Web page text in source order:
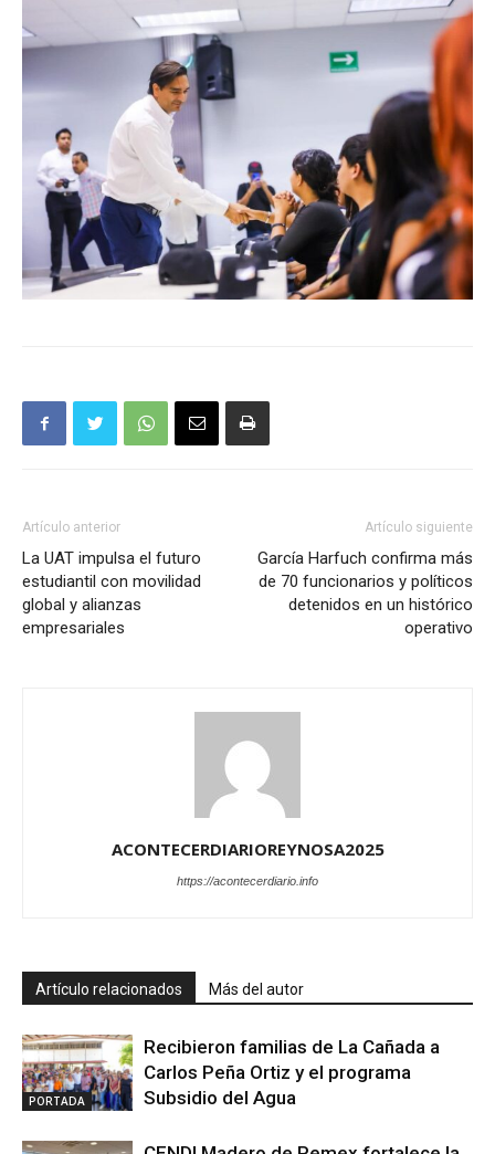
Artículo anterior
La UAT impulsa el futuro
estudiantil con movilidad
global y alianzas
empresariales
Artículo siguiente
García Harfuch confirma más
de 70 funcionarios y políticos
detenidos en un histórico
operativo
ACONTECERDIARIOREYNOSA2025
https://acontecerdiario.info
Artículo relacionados Más del autor
PORTADA
Recibieron familias de La Cañada a
Carlos Peña Ortiz y el programa
Subsidio del Agua